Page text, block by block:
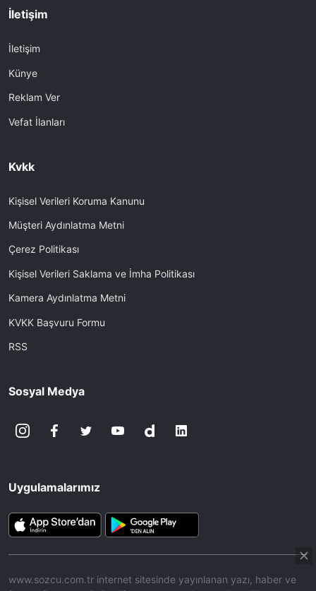
İletişim
İletişim
Künye
Reklam Ver
Vefat İlanları
Kvkk
Kişisel Verileri Koruma Kanunu
Müşteri Aydınlatma Metni
Çerez Politikası
Kişisel Verileri Saklama ve İmha Politikası
Kamera Aydınlatma Metni
KVKK Başvuru Formu
RSS
Sosyal Medya
Uygulamalarımız
www.sozcu.com.tr internet sitesinde yayınlanan yazı, haber ve